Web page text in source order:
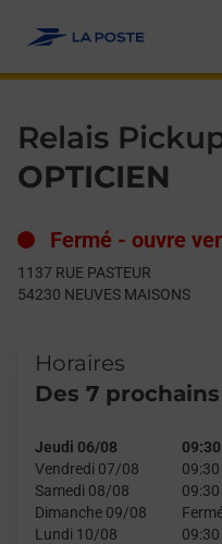
Relais
OPTICIEN
Fermé - ouvre
1137 RUE PASTEUR
54230 NEUVES MAISONS
Horaires
Des 7
Jeudi 06/08 09:30
Vendredi 07/08
09:30
Samedi 08/08
09:30
Dimanche 09/08
Lundi 10/08
09:30